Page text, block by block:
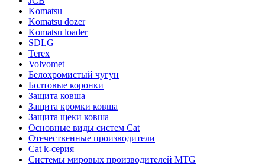
Komatsu
Komatsu dozer
Komatsu loader
SDLG
Terex
Volvomet
Белохромистый чугун
Болтовые коронки
Защита ковша
Защита кромки ковша
Защита щеки ковша
Основные виды систем Cat
Отечественные производители
Сat k-серия
Системы мировых производителей MTG